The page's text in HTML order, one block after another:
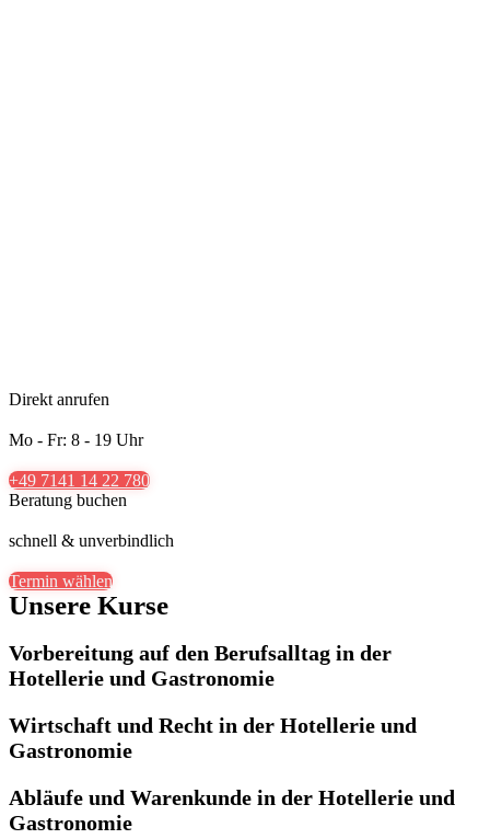
Direkt anrufen
Mo - Fr: 8 - 19 Uhr
+49 7141 14 22 780
Beratung buchen
schnell & unverbindlich
Termin wählen
Unsere Kurse
Vorbereitung auf den Berufsalltag in der
Hotellerie und Gastronomie
Wirtschaft und Recht in der Hotellerie und
Gastronomie
Abläufe und Warenkunde in der Hotellerie und
Gastronomie